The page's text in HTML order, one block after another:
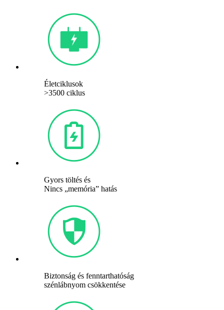
Életciklusok
>3500 ciklus
Gyors töltés és
Nincs „memória” hatás
Biztonság és fenntarthatóság
szénlábnyom csökkentése